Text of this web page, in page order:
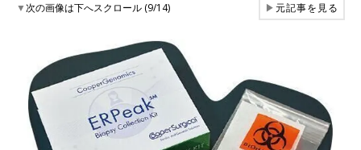
▼次の画像は下へスクロール (9/14) ▶元記事を見る